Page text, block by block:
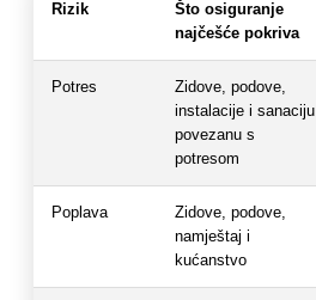
Rizik
Što osiguranje
najčešće pokriva
Potres
Zidove, podove,
instalacije i sanaciju
povezanu s
potresom
Poplava
Zidove, podove,
namještaj i
kućanstvo